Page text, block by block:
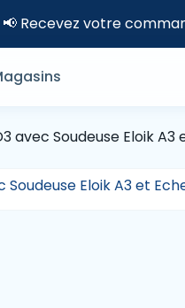
📢 Recevez votre
avec Soudeuse Eloik A3